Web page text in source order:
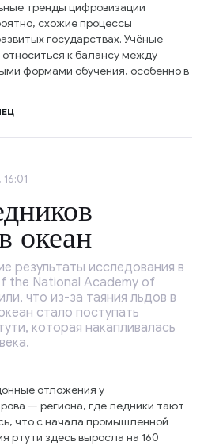
тренды цифровизации
схожие процессы
государствах. Учёные
к балансу между
формами обучения, особенно в
океан
результаты исследования в
the National Academy of
что из-за таяния льдов в
стало поступать
которая накапливалась
отложения у
— региона, где ледники тают
что с начала промышленной
ртути здесь выросла на 160